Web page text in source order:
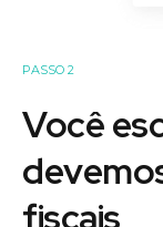
PASSO 2
Você
fiscais